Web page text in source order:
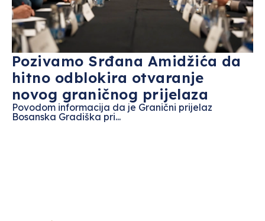
Pozivamo Srđana Amidžića da
hitno odblokira otvaranje
novog graničnog prijelaza
Povodom informacija da je Granični prijelaz
Bosanska Gradiška pri...